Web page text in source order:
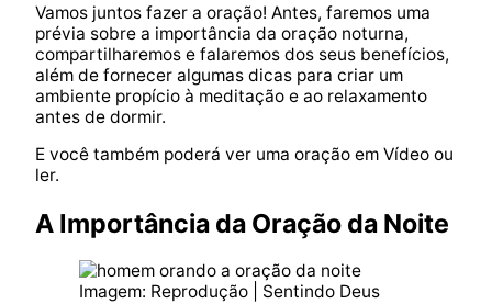
Vamos juntos fazer a oração! Antes, faremos uma
prévia sobre a importância da oração noturna,
compartilharemos e falaremos dos seus benefícios,
além de fornecer algumas dicas para criar um
ambiente propício à meditação e ao relaxamento
antes de dormir.
E você também poderá ver uma oração em Vídeo ou
ler.
A Importância da Oração da Noite
Imagem: Reprodução | Sentindo Deus